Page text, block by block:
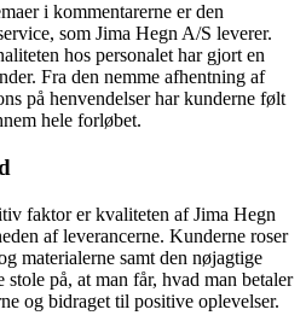
i kommentarerne er den
som Jima Hegn A/S leverer.
hos personalet har gjort en
Fra den nemme afhentning af
på henvendelser har kunderne følt
hele forløbet.
faktor er kvaliteten af Jima Hegn
af leverancerne. Kunderne roser
materialerne samt den nøjagtige
på, at man får, hvad man betaler
og bidraget til positive oplevelser.